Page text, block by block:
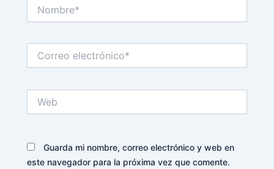
electrónico*
Guarda mi nombre, correo electrónico y web en
este navegador para la próxima vez que comente.